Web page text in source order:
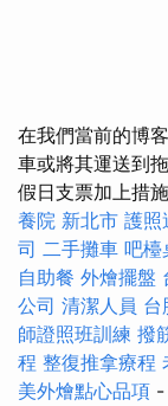
在我們當前的博
車或將其運送到
假日支票加上措
養院 新北市 護照
司 二手攤車 吧檯
自助餐 外燴擺盤
公司 清潔人員 台
師證照班訓練 撥
程 整復推拿療程
美外燴點心品項 -